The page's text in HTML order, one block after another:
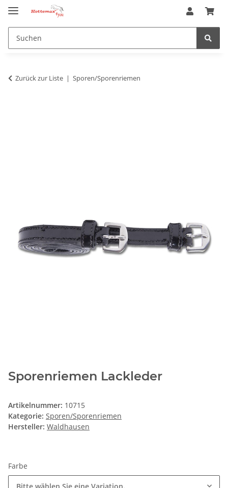
Zurück zur Liste Sporen/Sporenriemen
Sporenriemen Lackleder
Artikelnummer: 10715
Kategorie: Sporen/Sporenriemen
Hersteller: Waldhausen
Farbe